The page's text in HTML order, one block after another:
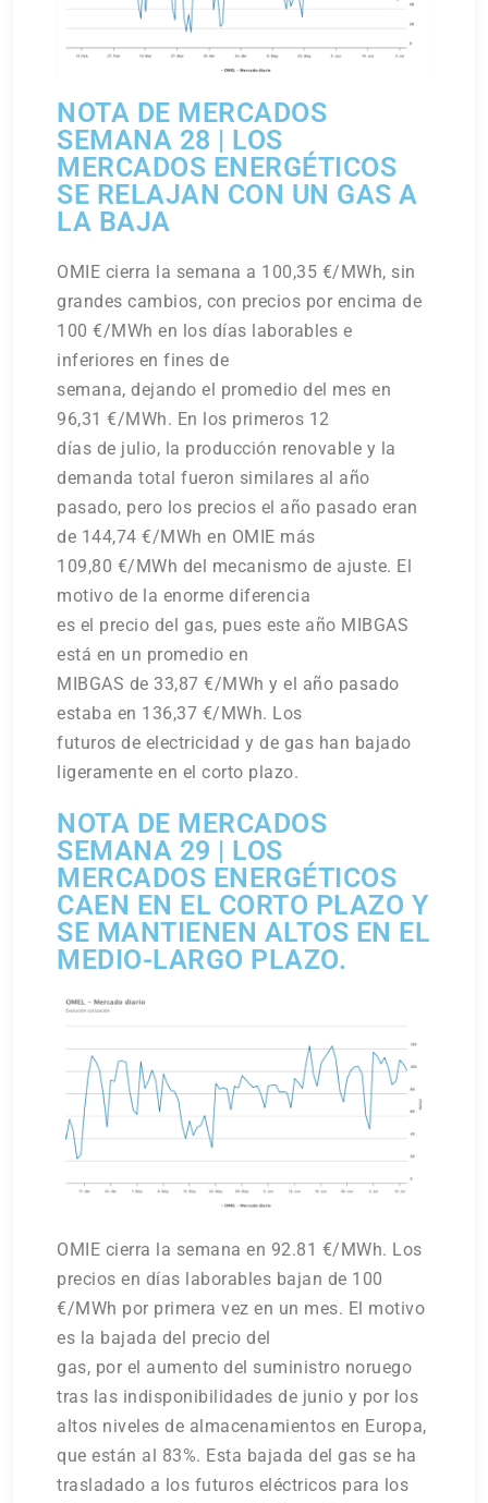
NOTA DE MERCADOS
SEMANA 28 | LOS
MERCADOS ENERGÉTICOS
SE RELAJAN CON UN GAS A
LA BAJA
OMIE cierra la semana a 100,35 €/MWh, sin
grandes cambios, con precios por encima de
100 €/MWh en los días laborables e
inferiores en fines de
semana, dejando el promedio del mes en
96,31 €/MWh. En los primeros 12
días de julio, la producción renovable y la
demanda total fueron similares al año
pasado, pero los precios el año pasado eran
de 144,74 €/MWh en OMIE más
109,80 €/MWh del mecanismo de ajuste. El
motivo de la enorme diferencia
es el precio del gas, pues este año MIBGAS
está en un promedio en
MIBGAS de 33,87 €/MWh y el año pasado
estaba en 136,37 €/MWh. Los
futuros de electricidad y de gas han bajado
ligeramente en el corto plazo.
NOTA DE MERCADOS
SEMANA 29 | LOS
MERCADOS ENERGÉTICOS
CAEN EN EL CORTO PLAZO Y
SE MANTIENEN ALTOS EN EL
MEDIO-LARGO PLAZO.
OMIE cierra la semana en 92.81 €/MWh. Los
precios en días laborables bajan de 100
€/MWh por primera vez en un mes. El motivo
es la bajada del precio del
gas, por el aumento del suministro noruego
tras las indisponibilidades de junio y por los
altos niveles de almacenamientos en Europa,
que están al 83%. Esta bajada del gas se ha
trasladado a los futuros eléctricos para los